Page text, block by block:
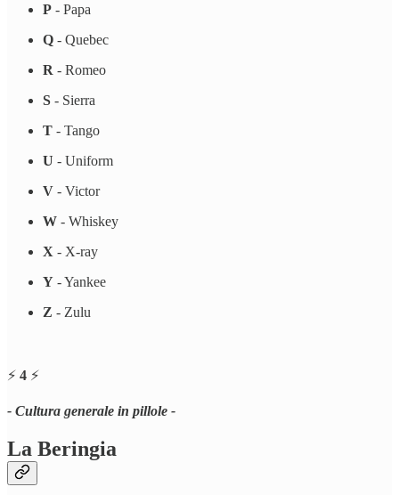
P - Papa
Q - Quebec
R - Romeo
S - Sierra
T - Tango
U - Uniform
V - Victor
W - Whiskey
X - X-ray
Y - Yankee
Z - Zulu
⚡️ 4 ⚡️
- Cultura generale in pillole -
La Beringia